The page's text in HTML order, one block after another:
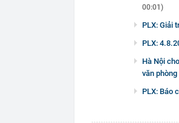
00:01)
PLX: Giải
PLX:
Hà Nội
văn phòng
PLX: Báo